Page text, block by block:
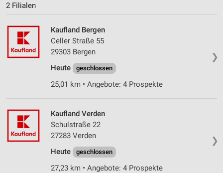
2 Filialen
❯
Kaufland Bergen
Celler Straße 55
29303 Bergen
Heute
geschlossen
25,01 km • Angebote: 4 Prospekte
❯
Kaufland Verden
Schulstraße 22
27283 Verden
Heute
geschlossen
27,23 km • Angebote: 4 Prospekte